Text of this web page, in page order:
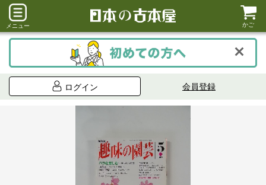
メニュー かご
ログイン 会員登録